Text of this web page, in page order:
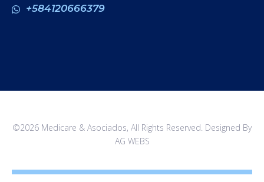
+584120666379
©2026 Medicare & Asociados, All Rights Reserved. Designed By
AG WEBS